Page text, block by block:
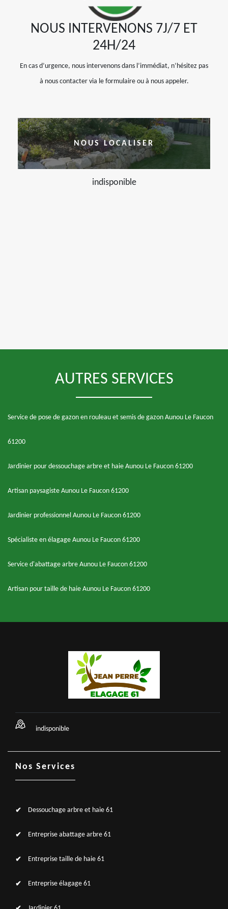
NOUS INTERVENONS 7J/7 ET
24H/24
En cas d’urgence, nous intervenons dans l’immédiat, n’hésitez pas
à nous contacter via le formulaire ou à nous appeler.
NOUS LOCALISER
indisponible
AUTRES SERVICES
Service de pose de gazon en rouleau et semis de gazon Aunou Le Faucon
61200
Jardinier pour dessouchage arbre et haie Aunou Le Faucon 61200
Artisan paysagiste Aunou Le Faucon 61200
Jardinier professionnel Aunou Le Faucon 61200
Spécialiste en élagage Aunou Le Faucon 61200
Service d'abattage arbre Aunou Le Faucon 61200
Artisan pour taille de haie Aunou Le Faucon 61200
indisponible
Nos Services
Dessouchage arbre et haie 61
Entreprise abattage arbre 61
Entreprise taille de haie 61
Entreprise élagage 61